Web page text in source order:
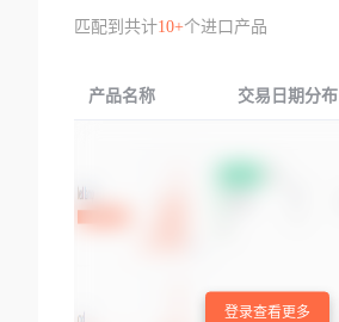
匹配到共计10+个进口产品
产品名称 交易日期分布
登录查看更多